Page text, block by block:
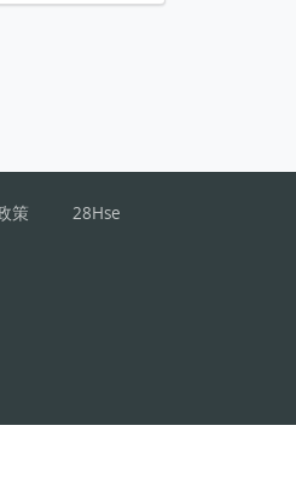
策 28Hse